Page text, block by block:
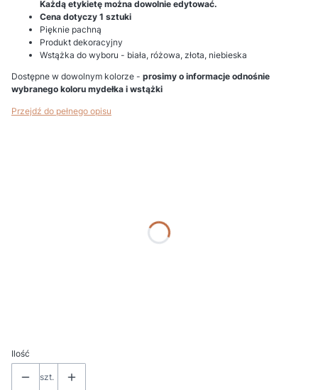
Każdą etykietę można dowolnie edytować.
Cena dotyczy 1 sztuki
Pięknie pachną
Produkt dekoracyjny
Wstążka do wyboru - biała, różowa, złota, niebieska
Dostępne w dowolnym kolorze - prosimy o informacje odnośnie
wybranego koloru mydełka i wstążki
Przejdź do pełnego opisu
Nr etykiety (gdy bez etykiety wpisz "BRAK")
Ilość
szt.